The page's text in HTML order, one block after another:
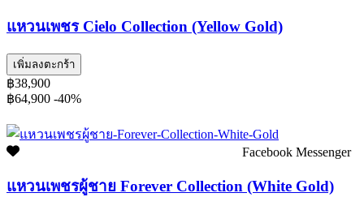
แหวนเพชร Cielo Collection (Yellow Gold)
เพิ่มลงตะกร้า
฿38,900
฿64,900 -40%
แหวนเพชรผู้ชาย Forever Collection (White Gold)
Facebook Messenger